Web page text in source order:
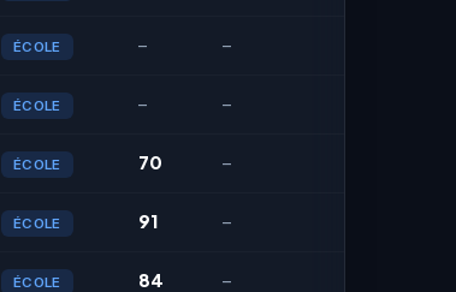
ÉCOLE – –
ÉCOLE – –
ÉCOLE 70 –
ÉCOLE 91 –
ÉCOLE 84 –